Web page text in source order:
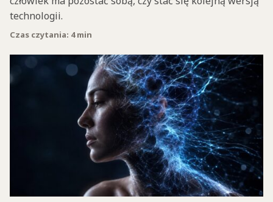
technologii.
Czas czytania: 4 min